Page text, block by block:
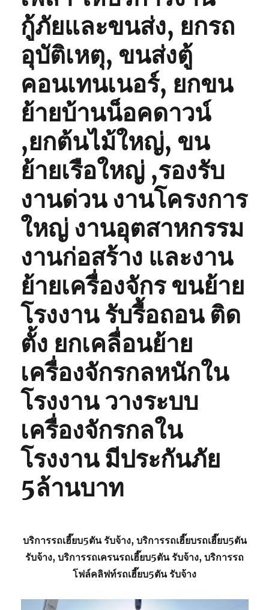
กู้ภัยและขนส่ง, ยกรถ
อุบัติเหตุ, ขนส่งตู้
คอนเทนเนอร์, ยกขน
ย้ายบ้านน็อคดาวน์
,ยกต้นไม้ใหญ่, ขน
ย้ายเรือใหญ่ ,รองรับ
งานด่วน งานโครงการ
ใหญ่ งานอุตสาหกรรม
งานก่อสร้าง และงาน
ย้ายเครื่องจักร ขนย้าย
โรงงาน รับรื้อถอน ติด
ตั้ง ยกเคลื่อนย้าย
เครื่องจักรกลหนักใน
โรงงาน วางระบบ
เครื่องจักรกลใน
โรงงาน มีประกันภัย
5ล้านบาท
บริการรถเฮี๊ยบ5ตัน รับจ้าง, บริการรถเฮี๊ยบรถเฮี๊ยบ5ตัน
รับจ้าง, บริการรถเครนรถเฮี๊ยบ5ตัน รับจ้าง, บริการรถ
โฟล์คลิฟท์รถเฮี๊ยบ5ตัน รับจ้าง